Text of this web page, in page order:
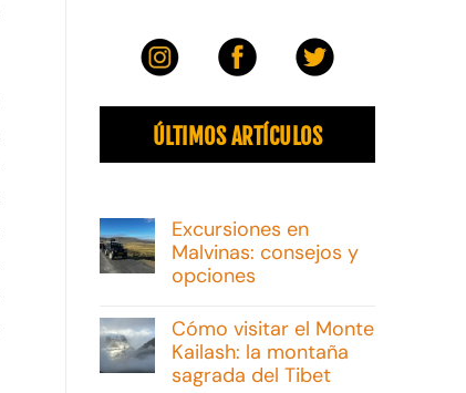
ÚLTIMOS ARTÍCULOS
Excursiones en
Malvinas: consejos y
opciones
hay
comentarios
en
Excursiones
en
Cómo visitar el Monte
Kailash: la montaña
sagrada del Tibet